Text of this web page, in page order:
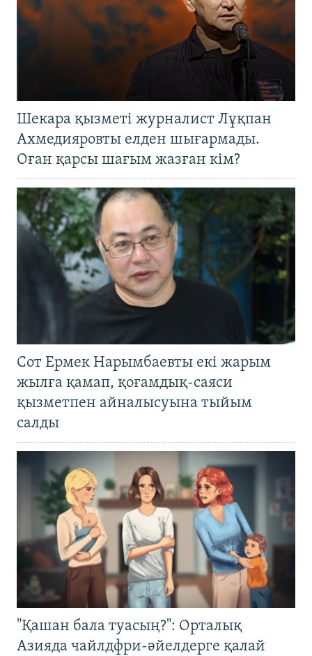
Шекара қызметі журналист Лұқпан
Ахмедияровты елден шығармады.
Оған қарсы шағым жазған кім?
Сот Ермек Нарымбаевты екі жарым
жылға қамап, қоғамдық-саяси
қызметпен айналысуына тыйым
салды
"Қашан бала туасың?": Орталық
Азияда чайлдфри-әйелдерге қалай